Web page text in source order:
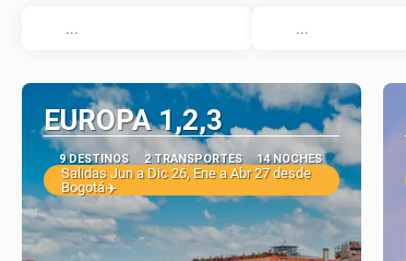
EUROPA 1,2,3
9 DESTINOS 2 TRANSPORTES 14 NOCHES
Salidas Jun a Dic 26, Ene a Abr 27 desde
Bogotá✈️